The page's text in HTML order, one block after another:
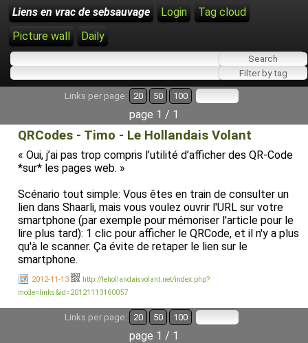
Liens en vrac de sebsauvage Login
Tag cloud
Picture wall
Daily
Links per page: 20 50 100
page 1 / 1
QRCodes - Timo - Le Hollandais Volant
« Oui, j’ai pas trop compris l’utilité d’afficher des QR-Code
*sur* les pages web. »
Scénario tout simple: Vous êtes en train de consulter un
lien dans Shaarli, mais vous voulez ouvrir l'URL sur votre
smartphone (par exemple pour mémoriser l'article pour le
lire plus tard): 1 clic pour afficher le QRCode, et il n'y a plus
qu'à le scanner. Ça évite de retaper le lien sur le
smartphone.
2012-11-13
http://lehollandaisvolant.net/index.php?
mode=links&id=20121113160057
Links per page: 20 50 100
page 1 / 1